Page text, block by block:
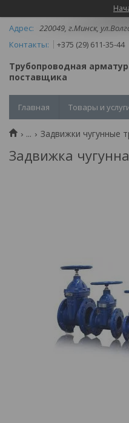
220049, г.Минск,
+375 (29) 611-35-44
Трубопроводная
поставщика
Главная Товары и
... Задвижки чугунные
Задвижка